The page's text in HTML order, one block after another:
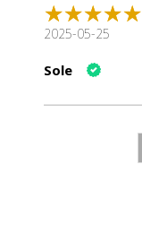
2025-05-25
Sole